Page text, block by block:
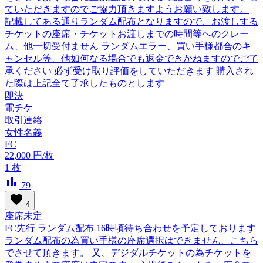
ていただきますのでご協力頂きますようお願い致します。
記載してある通りランダム配布となりますので、お渡しする
チケットの座席・チケットお渡しまでの時間等へのクレー
ム、他一切受付ません ランダムエラー、買い手様都合のキ
ャンセル等、他如何なる場合でも返金できかねますのでご了
承ください 必ず受け取り評価をしていただきます 購入され
た際は上記全て了承したものとします
即決
電チケ
取引連絡
女性名義
FC
22,000 円/枚
1 枚
bar_chart 79
favorite 4
座席未定
FC先行 ランダム配布 16時頃待ち合わせを予定しております
ランダム配布の為買い手様の座席選択はできません、こちら
でさせて頂きます。 又、デジダルチケットの為チケットを